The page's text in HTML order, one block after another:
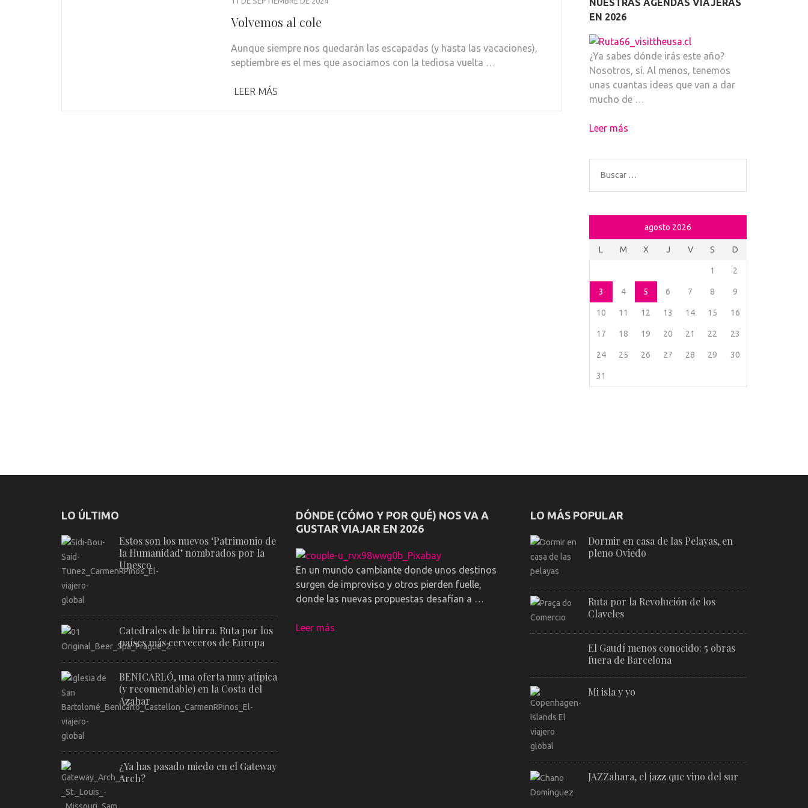
Volvemos al cole
Aunque siempre nos quedarán las escapadas (y hasta las vacaciones),
septiembre es el mes que asociamos con la tediosa vuelta …
LEER MÁS
NUESTRAS AGENDAS VIAJERAS
EN 2026
¿Ya sabes dónde irás este año?
Nosotros, sí. Al menos, tenemos
unas cuantas ideas que van a dar
mucho de …
Leer más
Buscar:
agosto 2026
L M X J V S D
1 2
3 4 5 6 7 8 9
10 11 12 13 14 15 16
17 18 19 20 21 22 23
24 25 26 27 28 29 30
31
LO ÚLTIMO
Estos son los nuevos ‘Patrimonio de
la Humanidad’ nombrados por la
Unesco
Catedrales de la birra. Ruta por los
países más cerveceros de Europa
BENICARLÓ, una oferta muy atípica
(y recomendable) en la Costa del
Azahar
¿Ya has pasado miedo en el Gateway
Arch?
DÓNDE (CÓMO Y POR QUÉ) NOS VA A
GUSTAR VIAJAR EN 2026
En un mundo cambiante donde unos destinos
surgen de improviso y otros pierden fuelle,
donde las nuevas propuestas desafían a …
Leer más
LO MÁS POPULAR
Dormir en casa de las Pelayas, en
pleno Oviedo
Ruta por la Revolución de los
Claveles
El Gaudí menos conocido: 5 obras
fuera de Barcelona
Mi isla y yo
JAZZahara, el jazz que vino del sur